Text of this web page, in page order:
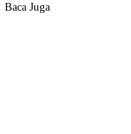
Baca Juga